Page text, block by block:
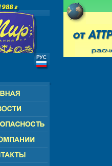
- ЕВРОПА -